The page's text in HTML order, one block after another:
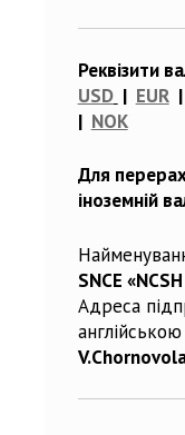
Реквізити
USD | EUR|
| NOK
Для
іноземній
SNCE
Адреса
англійською